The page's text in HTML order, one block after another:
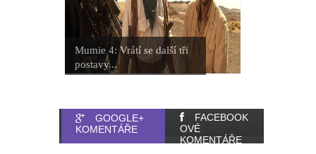
Wonder Man: Tvůrce prozradil, pro
Marvel zrušil oceňovaný seriál
Spider-Man: Zbrusu nový den -
Řekněte to Spider-Manovi a jeho
Mumie 4: Vrátí se další tři
postavy...
GOOGLE+
KOMENTÁŘE
FACEBOOK
OVÉ
KOMENTÁŘE